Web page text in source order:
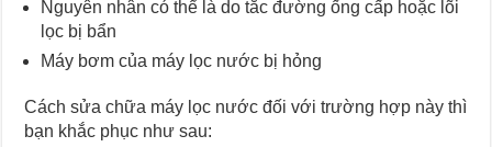
Nguyên nhân có thể là do tắc đường ống cấp hoặc lõi
lọc bị bẩn
Máy bơm của máy lọc nước bị hỏng
Cách sửa chữa máy lọc nước đối với trường hợp này thì
bạn khắc phục như sau: